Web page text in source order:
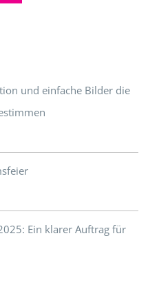
und einfache Bilder die
Ein klarer Auftrag für